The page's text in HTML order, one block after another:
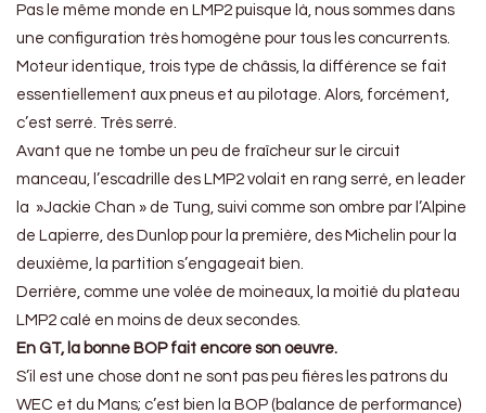
Pas le même monde en LMP2 puisque là, nous sommes dans
une configuration très homogène pour tous les concurrents.
Moteur identique, trois type de châssis, la différence se fait
essentiellement aux pneus et au pilotage. Alors, forcément,
c’est serré. Très serré.
Avant que ne tombe un peu de fraîcheur sur le circuit
manceau, l’escadrille des LMP2 volait en rang serré, en leader
la »Jackie Chan » de Tung, suivi comme son ombre par l’Alpine
de Lapierre, des Dunlop pour la première, des Michelin pour la
deuxième, la partition s’engageait bien.
Derrière, comme une volée de moineaux, la moitié du plateau
LMP2 calé en moins de deux secondes.
En GT, la bonne BOP fait encore son oeuvre.
S’il est une chose dont ne sont pas peu fières les patrons du
WEC et du Mans; c’est bien la BOP (balance de performance)